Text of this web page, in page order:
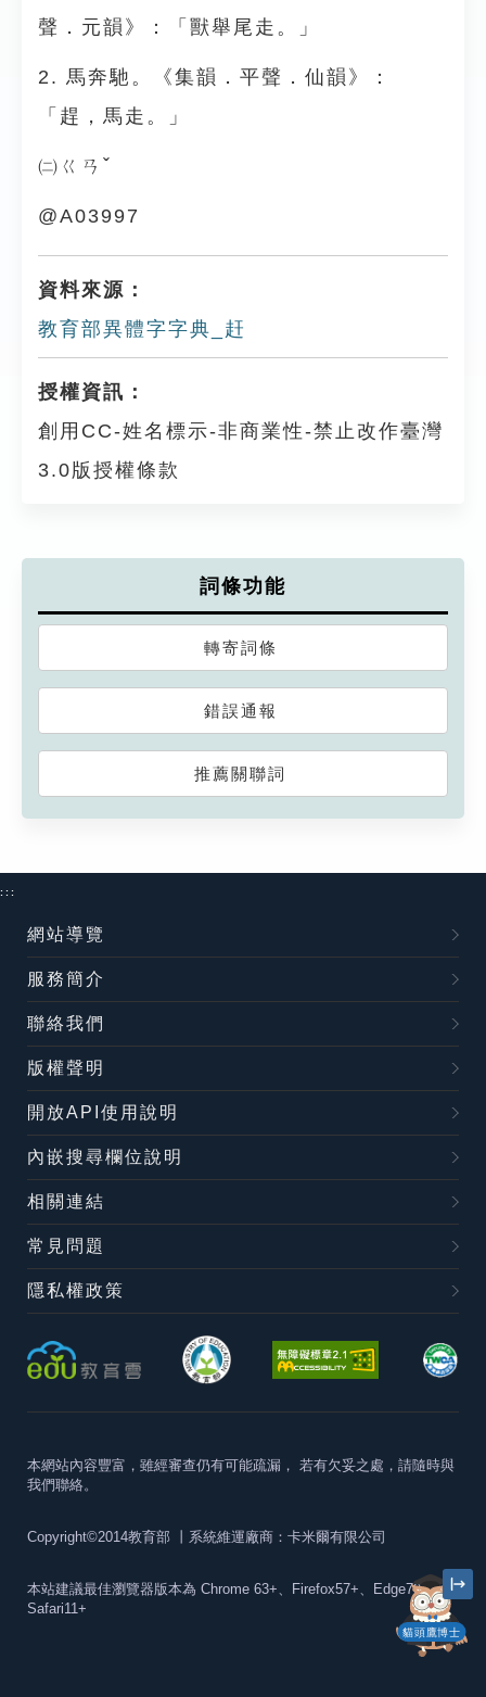
聲．元韻》：「獸舉尾走。」
2. 馬奔馳。《集韻．平聲．仙韻》：
「趕，馬走。」
㈡ㄍㄢˇ
@A03997
資料來源：
教育部異體字字典_赶
授權資訊：
創用CC-姓名標示-非商業性-禁止改作臺灣
3.0版授權條款
詞條功能
轉寄詞條
錯誤通報
推薦關聯詞
貓頭鷹博士
:::
網站導覽
服務簡介
聯絡我們
版權聲明
開放API使用說明
內嵌搜尋欄位說明
相關連結
常見問題
隱私權政策
本網站內容豐富，雖經審查仍有可能疏漏， 若有欠妥之處，請隨時與
我們聯絡。
Copyright©2014教育部 丨系統維運廠商：卡米爾有限公司
本站建議最佳瀏覽器版本為 Chrome 63+、Firefox57+、Edge79+及
Safari11+